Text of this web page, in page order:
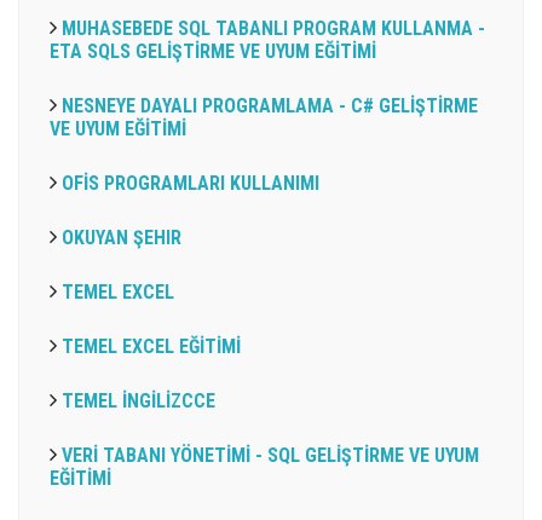
MUHASEBEDE SQL TABANLI PROGRAM KULLANMA -
ETA SQLS GELİŞTİRME VE UYUM EĞİTİMİ
NESNEYE DAYALI PROGRAMLAMA - C# GELİŞTİRME
VE UYUM EĞİTİMİ
OFİS PROGRAMLARI KULLANIMI
OKUYAN ŞEHIR
TEMEL EXCEL
TEMEL EXCEL EĞİTİMİ
TEMEL İNGİLİZCCE
VERİ TABANI YÖNETİMİ - SQL GELİŞTİRME VE UYUM
EĞİTİMİ